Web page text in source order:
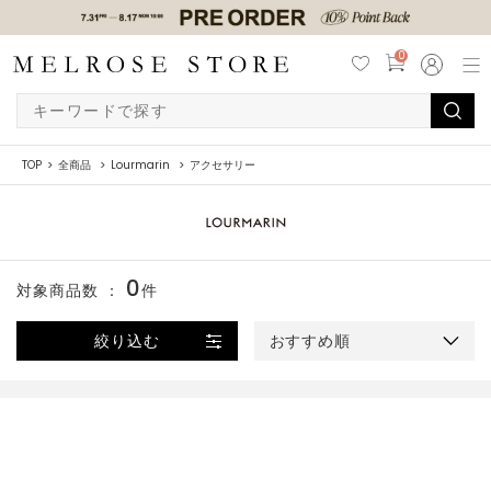
0
TOP 全商品 Lourmarin アクセサリー
絞り込む おすすめ順
対象商品数 ： 0件